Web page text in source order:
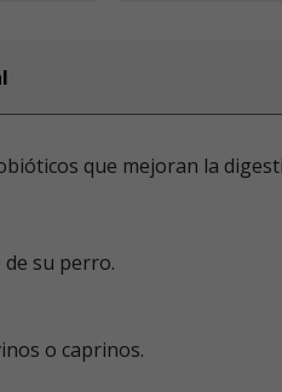
que mejoran la
su perro.
o caprinos.